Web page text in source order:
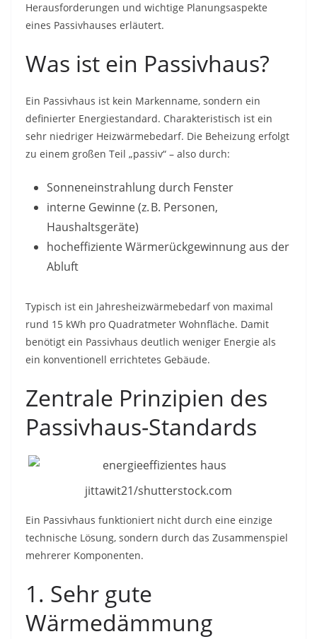
Herausforderungen und wichtige Planungsaspekte
eines Passivhauses erläutert.
Was ist ein Passivhaus?
Ein Passivhaus ist kein Markenname, sondern ein
definierter Energiestandard. Charakteristisch ist ein
sehr niedriger Heizwärmebedarf. Die Beheizung erfolgt
zu einem großen Teil „passiv“ – also durch:
Sonneneinstrahlung durch Fenster
interne Gewinne (z. B. Personen,
Haushaltsgeräte)
hocheffiziente Wärmerückgewinnung aus der
Abluft
Typisch ist ein Jahresheizwärmebedarf von maximal
rund 15 kWh pro Quadratmeter Wohnfläche. Damit
benötigt ein Passivhaus deutlich weniger Energie als
ein konventionell errichtetes Gebäude.
Zentrale Prinzipien des
Passivhaus-Standards
jittawit21/shutterstock.com
Ein Passivhaus funktioniert nicht durch eine einzige
technische Lösung, sondern durch das Zusammenspiel
mehrerer Komponenten.
1. Sehr gute
Wärmedämmung